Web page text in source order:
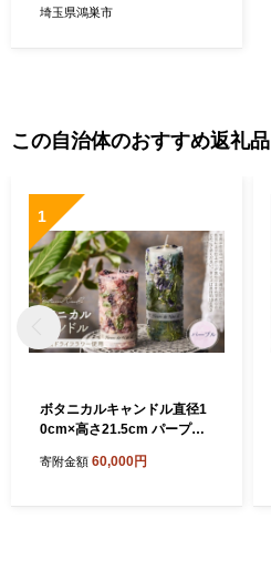
アメイク 着付け 振袖購入 着
埼玉県鴻巣市
この自治体のおすすめ返礼品
1
ボタニカルキャンドル直径1
0cm×高さ21.5cm パープル
ドライフラワーキャンドル
寄附金額 60,000円